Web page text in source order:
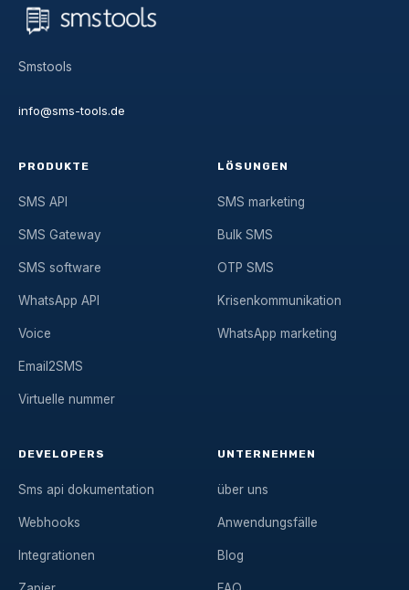
Smstools
info@sms-tools.de
PRODUKTE
SMS API
SMS Gateway
SMS software
WhatsApp API
Voice
Email2SMS
Virtuelle nummer
LÖSUNGEN
SMS marketing
Bulk SMS
OTP SMS
Krisenkommunikation
WhatsApp marketing
DEVELOPERS
Sms api dokumentation
Webhooks
Integrationen
UNTERNEHMEN
über uns
Anwendungsfälle
Blog